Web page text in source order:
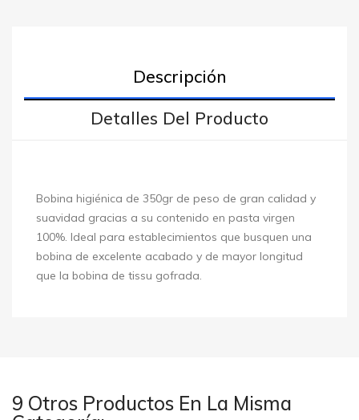
Descripción
Detalles Del Producto
Bobina higiénica de 350gr de peso de gran calidad y
suavidad gracias a su contenido en pasta virgen
100%. Ideal para establecimientos que busquen una
bobina de excelente acabado y de mayor longitud
que la bobina de tissu gofrada.
9 Otros Productos En La Misma